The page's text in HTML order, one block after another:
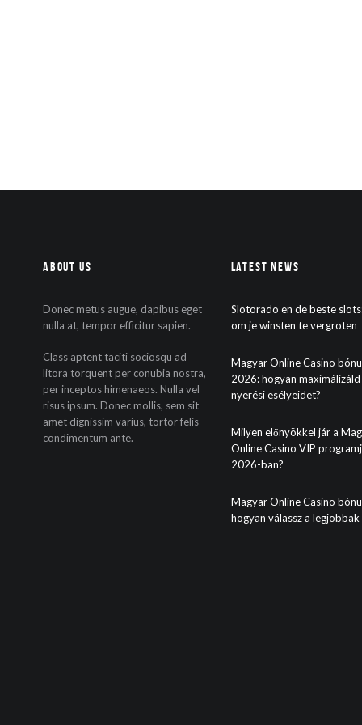
About Us
Donec metus augue, dapibus eget
nulla at, tempor efficitur sapien.
Class aptent taciti sociosqu ad
litora torquent per conubia nostra,
per inceptos himenaeos. Nulla vel
risus ipsum. Donec mollis, sem sit
amet dignissim varius, tortor felis
condimentum ante.
Latest News
Slotorado en de beste
om je winsten te vergroten
Magyar Online Casino
2026: hogyan maximálizáld
nyerési esélyeidet?
Milyen előnyökkel jár a
Online Casino VIP
2026-ban?
Magyar Online Casino
hogyan válassz a legjobbak